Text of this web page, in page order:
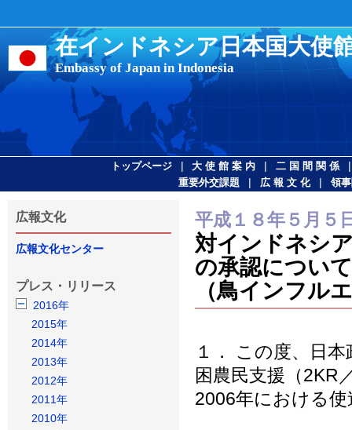
在インドネシア日本国大使
Embassy of Japan in Indonesia
トップページ | 大 使 館 案 内 | 二 国 間 関 係
重要外交課題 | 広 報 文 化 | 領
広報文化
広報文化センター
プレス・リリース
2016年
2015年
2014年
2013年
2012年
2011年
2010年
平成１８年５月５
対インドネシ
の承認について
（鳥インフル
１． この度、日
困農民支援（2KR
2006年における